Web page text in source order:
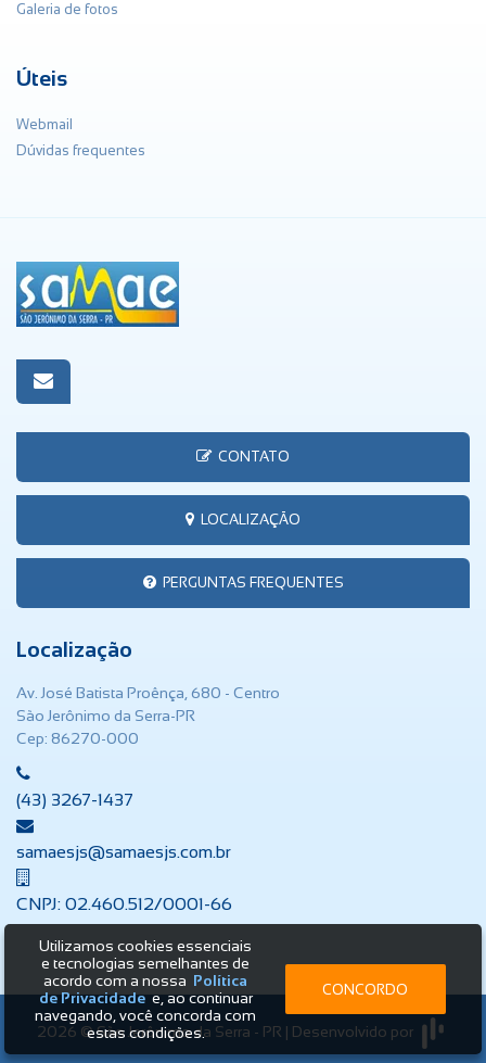
Galeria de fotos
Úteis
Webmail
Dúvidas frequentes
CONTATO
LOCALIZAÇÃO
PERGUNTAS FREQUENTES
Localização
Av. José Batista Proênça, 680 - Centro
São Jerônimo da Serra-PR
Cep: 86270-000
(43) 3267-1437
samaesjs@samaesjs.com.br
CNPJ: 02.460.512/0001-66
2026 © São Jerônimo da Serra - PR | Desenvolvido por
Utilizamos cookies essenciais
e tecnologias semelhantes de
acordo com a nossa Política
de Privacidadee, ao continuar
navegando, você concorda com
estas condições.
CONCORDO